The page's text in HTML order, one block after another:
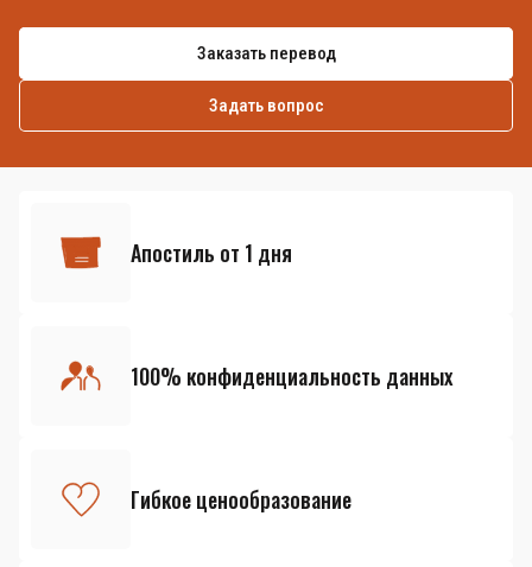
Заказать перевод
Задать вопрос
Апостиль от 1 дня
100% конфиденциальность данных
Гибкое ценообразование